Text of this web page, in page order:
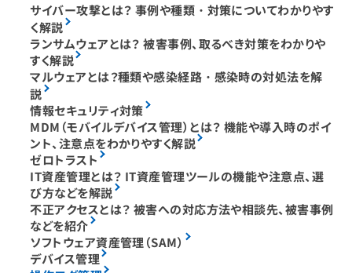
サイバー攻撃とは？ 事例や種類・対策についてわかりやす
く解説
ランサムウェアとは？ 被害事例、取るべき対策をわかりや
すく解説
マルウェアとは？種類や感染経路・感染時の対処法を解
説
情報セキュリティ対策
MDM（モバイルデバイス管理）とは？ 機能や導入時のポイ
ント、注意点をわかりやすく解説
ゼロトラスト
IT資産管理とは？ IT資産管理ツールの機能や注意点、選
び方などを解説
不正アクセスとは？ 被害への対応方法や相談先、被害事例
などを紹介
ソフトウェア資産管理（SAM）
デバイス管理